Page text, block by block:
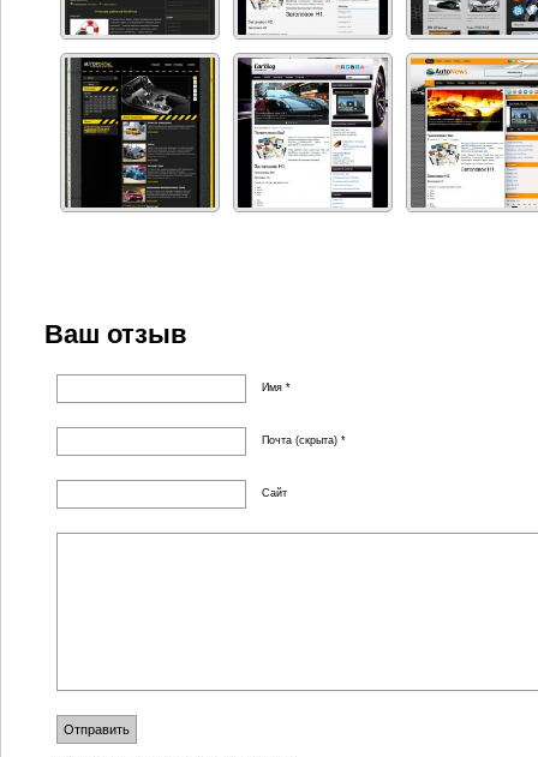
Ваш отзыв
Имя *
Почта (скрыта) *
Сайт